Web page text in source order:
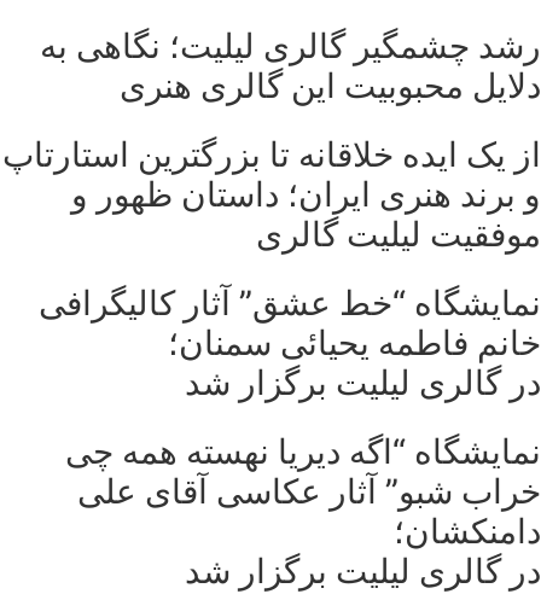
رشد چشمگیر گالری لیلیت؛ نگاهی به
دلایل محبوبیت این گالری هنری
از یک ایده خلاقانه تا بزرگترین استارتاپ
و برند هنری ایران؛ داستان ظهور و
موفقیت لیلیت گالری
نمایشگاه “خط عشق” آثار کالیگرافی
خانم فاطمه یحیائی سمنان؛
در گالری لیلیت برگزار شد
نمایشگاه “اگه دیریا نهسته همه چی
خراب شبو” آثار عکاسی آقای علی
دامنکشان؛
در گالری لیلیت برگزار شد